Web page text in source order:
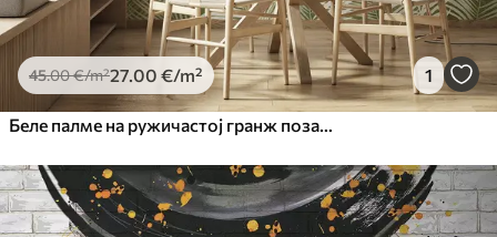
45.00€/m²27 .00 €/m² 1